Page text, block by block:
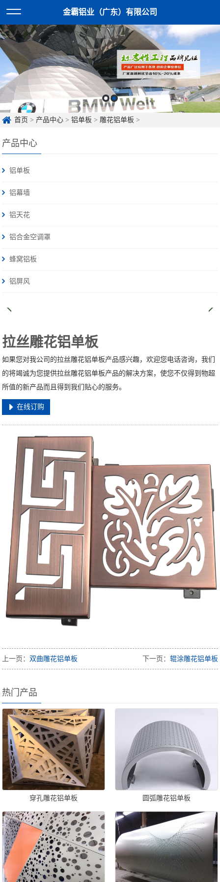
金霸铝业（广东）有限公司
首页 > 产品中心 >铝单板 >雕花铝单板 >
产品中心
铝单板
铝幕墙
铝天花
铝合金空调罩
蜂窝铝板
铝屏风
拉丝雕花铝单板
如果您对我公司的拉丝雕花铝单板产品感兴趣，欢迎您电话咨询，我们
的将竭诚为您提供拉丝雕花铝单板产品的解决方案，使您不仅得到物超
所值的新产品而且得到我们贴心的服务。
在线订购
上一页： 双曲雕花铝单板 下一页： 辊涂雕花铝单板
热门产品
穿孔雕花铝单板 圆弧雕花铝单板